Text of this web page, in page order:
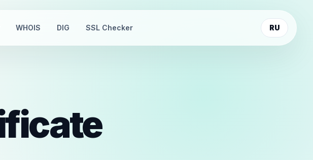
WHOIS DIG SSL Checker RU